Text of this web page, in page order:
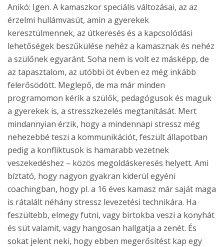
Anikó: Igen. A kamaszkor speciális változásai, az az
érzelmi hullámvasút, amin a gyerekek
keresztülmennek, az útkeresés és a kapcsolódási
lehetőségek beszűkülése nehéz a kamasznak és nehéz
a szülőnek egyaránt. Soha nem is volt ez másképp, de
az tapasztalom, az utóbbi öt évben ez még inkább
felerősödött. Meglepő, de ma már minden
programomon kérik a szülők, pedagógusok és maguk
a gyerekek is, a stresszkezelés megtanítását. Mert
mindannyian érzik, hogy a mindennapi stressz még
nehezebbé teszi a kommunikációt, feszült állapotban
pedig a konfliktusok is hamarabb vezetnek
veszekedéshez – közös megoldáskeresés helyett. Ami
bíztató, hogy nagyon gyakran kiderül egyéni
coachingban, hogy pl. a 16 éves kamasz már saját maga
is rátalált néhány stressz levezetési technikára. Ha
feszültebb, elmegy futni, vagy birtokba veszi a konyhát
és süt valamit, vagy hangosan hallgatja a zenét. És
sokat jelent neki, hogy ebben megerősítést kap egy